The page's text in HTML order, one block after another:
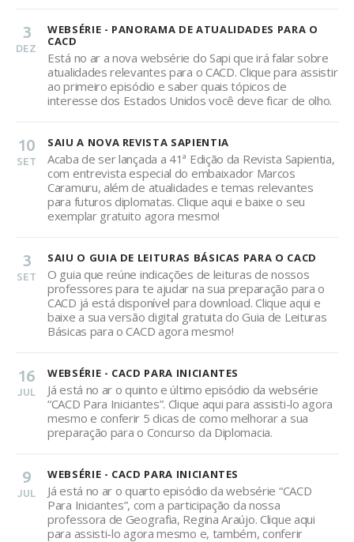
3
DEZ
WEBSÉRIE - PANORAMA DE ATUALIDADES PARA O
CACD
Está no ar a nova websérie do Sapi que irá falar sobre
atualidades relevantes para o CACD. Clique para assistir
ao primeiro episódio e saber quais tópicos de
interesse dos Estados Unidos você deve ficar de olho.
10
SET
SAIU A NOVA REVISTA SAPIENTIA
Acaba de ser lançada a 41ª Edição da Revista Sapientia,
com entrevista especial do embaixador Marcos
Caramuru, além de atualidades e temas relevantes
para futuros diplomatas. Clique aqui e baixe o seu
exemplar gratuito agora mesmo!
3
SET
SAIU O GUIA DE LEITURAS BÁSICAS PARA O CACD
O guia que reúne indicações de leituras de nossos
professores para te ajudar na sua preparação para o
CACD já está disponível para download. Clique aqui e
baixe a sua versão digital gratuita do Guia de Leituras
Básicas para o CACD agora mesmo!
16
JUL
WEBSÉRIE - CACD PARA INICIANTES
Já está no ar o quinto e último episódio da websérie
“CACD Para Iniciantes”. Clique aqui para assisti-lo agora
mesmo e conferir 5 dicas de como melhorar a sua
preparação para o Concurso da Diplomacia.
9
JUL
WEBSÉRIE - CACD PARA INICIANTES
Já está no ar o quarto episódio da websérie “CACD
Para Iniciantes”, com a participação da nossa
professora de Geografia, Regina Araújo. Clique aqui
para assisti-lo agora mesmo e, também, conferir